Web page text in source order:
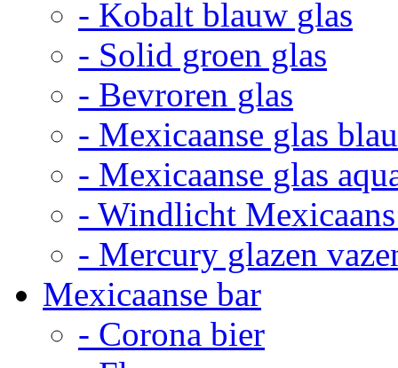
- Kobalt blauw glas
- Solid groen glas
- Bevroren glas
- Mexicaanse glas
- Mexicaanse glas
- Windlicht
- Mercury glazen
Mexicaanse bar
- Corona bier